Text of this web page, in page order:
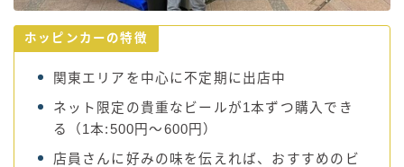
ホッピンカーの特徴
関東エリアを中心に不定期に出店中
ネット限定の貴重なビールが1本ずつ購入でき
る（1本:500円～600円）
店員さんに好みの味を伝えれば、おすすめのビ